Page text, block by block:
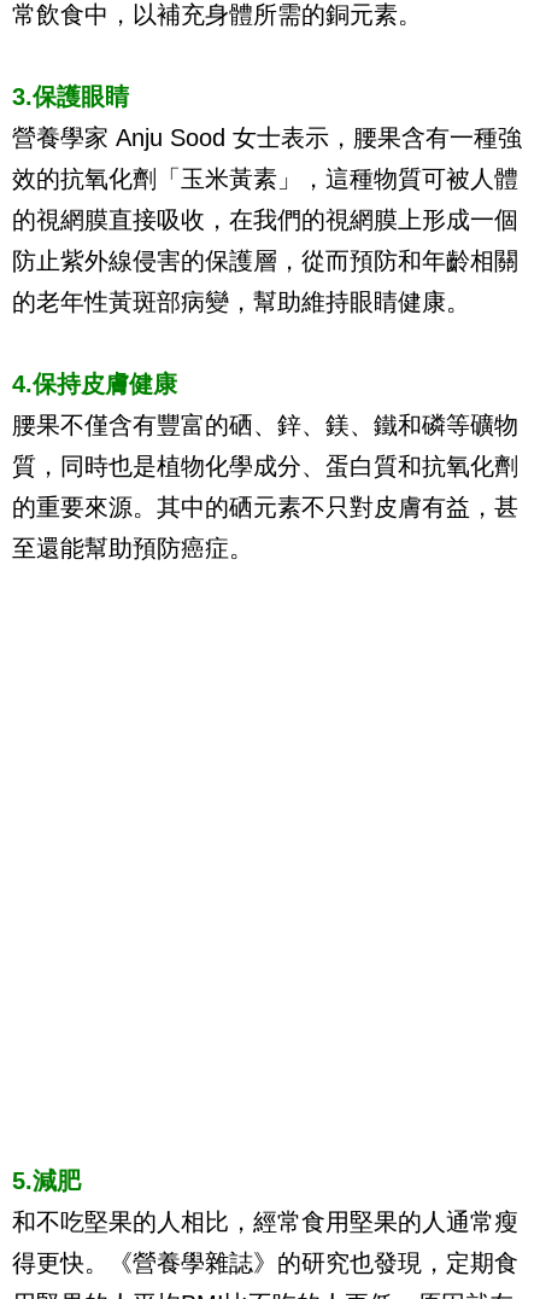
常飲食中，以補充身體所需的銅元素。
3.保護眼睛
營養學家 Anju Sood 女士表示，腰果含有一種強
效的抗氧化劑「玉米黃素」，這種物質可被人體
的視網膜直接吸收，在我們的視網膜上形成一個
防止紫外線侵害的保護層，從而預防和年齡相關
的老年性黃斑部病變，幫助維持眼睛健康。
4.保持皮膚健康
腰果不僅含有豐富的硒、鋅、鎂、鐵和磷等礦物
質，同時也是植物化學成分、蛋白質和抗氧化劑
的重要來源。其中的硒元素不只對皮膚有益，甚
至還能幫助預防癌症。
5.減肥
和不吃堅果的人相比，經常食用堅果的人通常瘦
得更快。《營養學雜誌》的研究也發現，定期食